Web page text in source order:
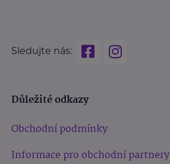
Sledujte nás:
Důležité odkazy
Obchodní podmínky
Informace pro obchodní partnery